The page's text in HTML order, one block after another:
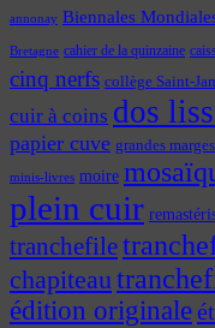
annonay Biennales
Bretagne cahier de la quinzaine
cinq nerfs collège Saint-
cuir à coins dos
papier cuve grandes marges
minis-livres moire
plein cuir
tranchefile
chapiteau
édition originale